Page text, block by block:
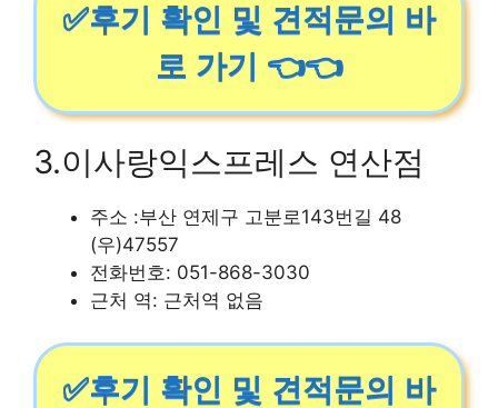
✅후기 확인 및 견적문의 바
로 가기 👈👈
3.이사랑익스프레스 연산점
주소 :부산 연제구 고분로143번길 48
(우)47557
전화번호: 051-868-3030
근처 역: 근처역 없음
✅후기 확인 및 견적문의 바